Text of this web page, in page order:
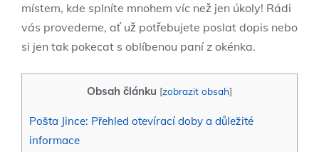
místem, kde splníte mnohem víc než jen úkoly! Rádi
vás provedeme, ať už potřebujete poslat dopis nebo
si jen tak pokecat s oblíbenou paní z okénka.
Obsah článku [zobrazit obsah]
Pošta Jince: Přehled otevírací doby a důležité
informace